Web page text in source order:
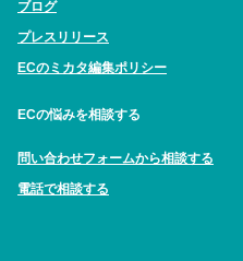
ブログ
プレスリリース
ECのミカタ編集ポリシー
ECの悩みを相談する
問い合わせフォームから相談する
電話で相談する